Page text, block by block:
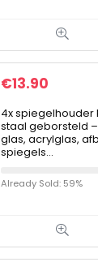
€13.90
4x spiegelhouder
staal geborsteld
glas, acrylglas,
spiegels…
Already Sold: 59%